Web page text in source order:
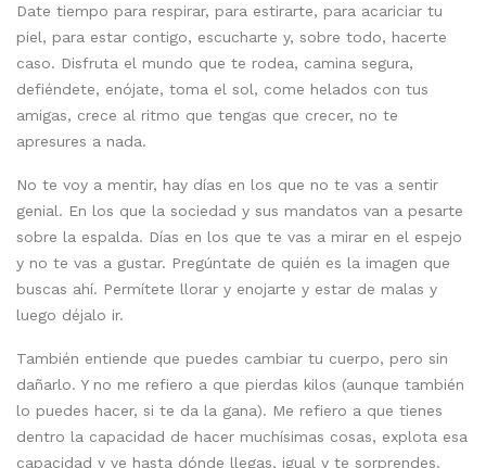
Date tiempo para respirar, para estirarte, para acariciar tu
piel, para estar contigo, escucharte y, sobre todo, hacerte
caso. Disfruta el mundo que te rodea, camina segura,
defiéndete, enójate, toma el sol, come helados con tus
amigas, crece al ritmo que tengas que crecer, no te
apresures a nada.
No te voy a mentir, hay días en los que no te vas a sentir
genial. En los que la sociedad y sus mandatos van a pesarte
sobre la espalda. Días en los que te vas a mirar en el espejo
y no te vas a gustar. Pregúntate de quién es la imagen que
buscas ahí. Permítete llorar y enojarte y estar de malas y
luego déjalo ir.
También entiende que puedes cambiar tu cuerpo, pero sin
dañarlo. Y no me refiero a que pierdas kilos (aunque también
lo puedes hacer, si te da la gana). Me refiero a que tienes
dentro la capacidad de hacer muchísimas cosas, explota esa
capacidad y ve hasta dónde llegas, igual y te sorprendes.